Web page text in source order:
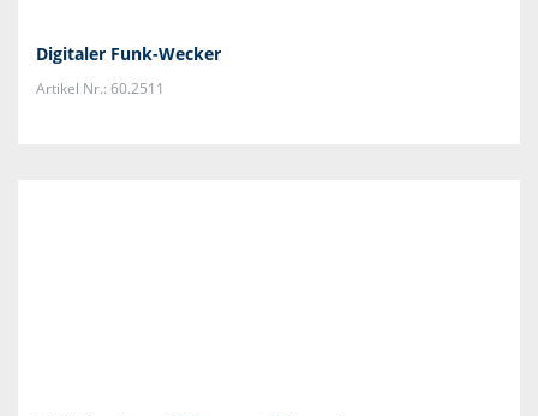
Digitaler Funk-Wecker
Artikel Nr.: 60.2511